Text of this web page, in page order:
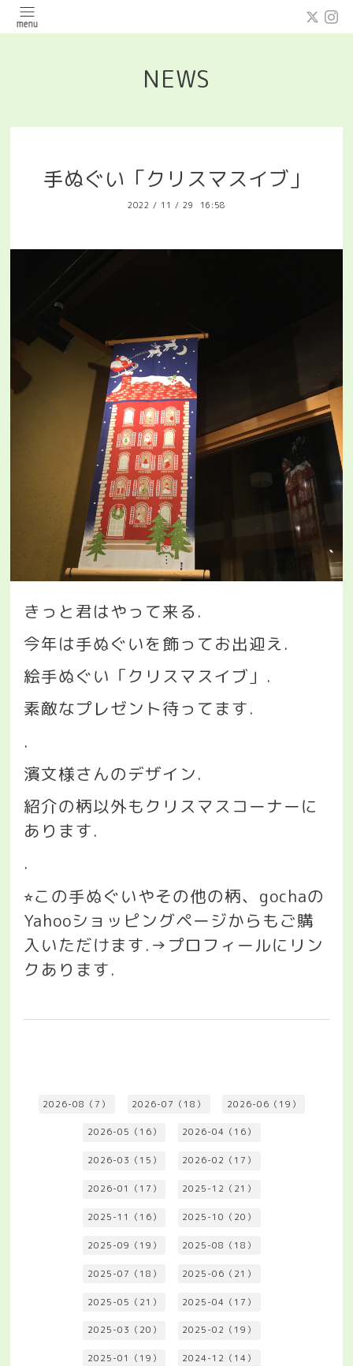
NEWS
手ぬぐい「クリスマスイブ」
2022 / 11 / 29 16:58
きっと君はやって来る .
今年は手ぬぐいを飾ってお出迎え.
絵手ぬぐい「クリスマスイブ」 .
素敵なプレゼント待ってます.
.
濱文様さんのデザイン.
紹介の柄以外もクリスマスコーナーに
あります.
.
⭐︎この手ぬぐいやその他の柄、 gochaの
Yahooショッピングページからもご購
入いただけます.→ プロフィールにリン
クあります.
2026-08（7） 2026-07（18） 2026-06（19）
2026-05（16） 2026-04（16）
2026-03（15） 2026-02（17）
2026-01（17） 2025-12（21）
2025-11（16） 2025-10（20）
2025-09（19） 2025-08（18）
2025-07（18） 2025-06（21）
2025-05（21） 2025-04（17）
2025-03（20） 2025-02（19）
2025-01（19） 2024-12（14）